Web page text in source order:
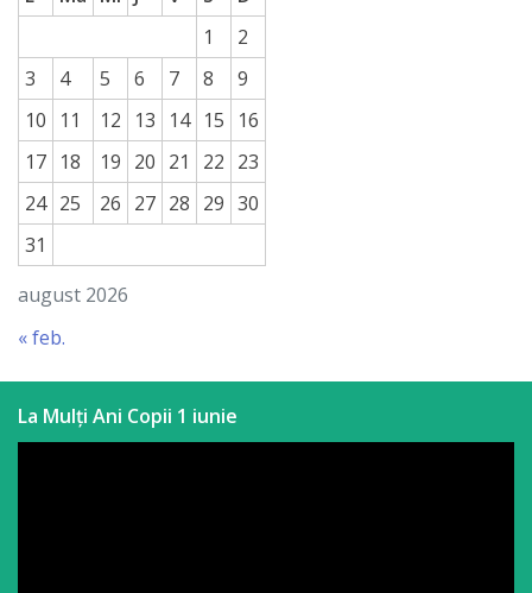
august 2026
1
2
3
4 5 6 7 8
9
10
11 12 13 14 15
16
17 18 19 20 21 22 23
24 25 26 27 28 29 30
31
« feb.
La Mulți Ani Copii 1 iunie